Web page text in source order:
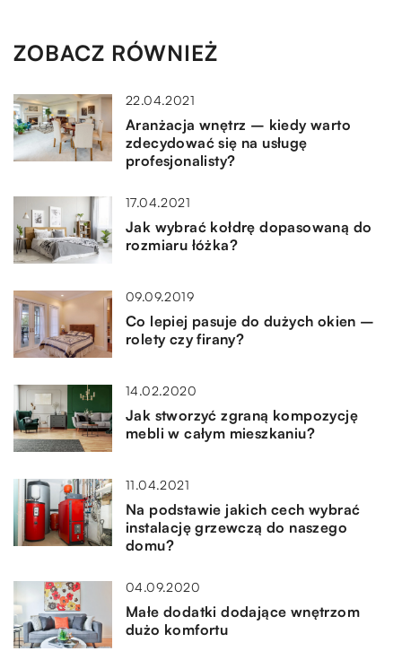
ZOBACZ RÓWNIEŻ
22.04.2021
Aranżacja wnętrz – kiedy warto
zdecydować się na usługę
profesjonalisty?
17.04.2021
Jak wybrać kołdrę dopasowaną do
rozmiaru łóżka?
09.09.2019
Co lepiej pasuje do dużych okien –
rolety czy firany?
14.02.2020
Jak stworzyć zgraną kompozycję
mebli w całym mieszkaniu?
11.04.2021
Na podstawie jakich cech wybrać
instalację grzewczą do naszego
domu?
04.09.2020
Małe dodatki dodające wnętrzom
dużo komfortu